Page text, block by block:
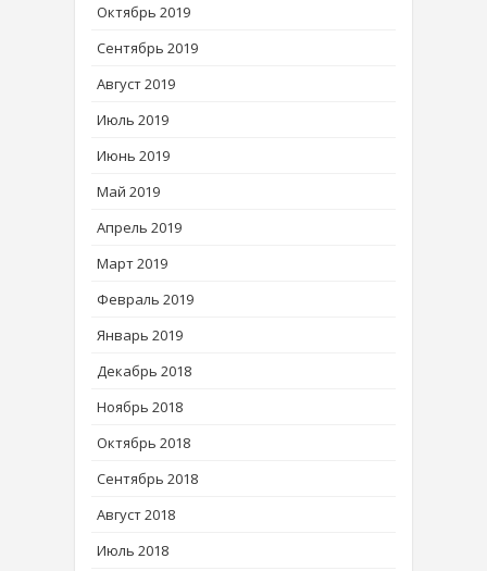
Октябрь 2019
Сентябрь 2019
Август 2019
Июль 2019
Июнь 2019
Май 2019
Апрель 2019
Март 2019
Февраль 2019
Январь 2019
Декабрь 2018
Ноябрь 2018
Октябрь 2018
Сентябрь 2018
Август 2018
Июль 2018